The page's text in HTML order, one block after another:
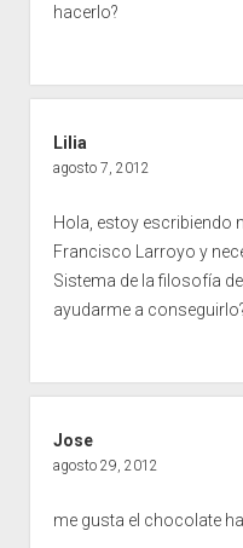
hacerlo?
Lilia
agosto 7, 2012
Hola, estoy escribiendo
Francisco Larroyo y
Sistema de la filosofía
ayudarme a
Jose
agosto 29, 2012
me gusta el chocolate